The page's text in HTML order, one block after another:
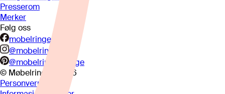
Presserom
Merker
Følg oss
mobelringen.no
@mobelringen
@mobelringennorge
© Møbelringen
2026
Personvern